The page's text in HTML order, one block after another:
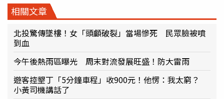
相關文章
北投驚傳墜樓！女「頭顱破裂」當場慘死 民眾臉被噴
到血
今午後熱雨區曝光 周末對流發展旺盛！防大雷雨
遊客控墾丁「5分鐘車程」收900元！他愣：我太窮？
小黃司機講話了